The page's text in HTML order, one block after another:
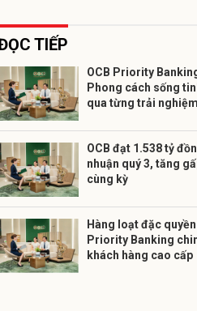
TIẾP
OCB Priority
Phong cách sống
qua từng trải nghiệm
OCB đạt 1.538 tỷ
nhuận quý 3, tăng
cùng kỳ
Hàng loạt đặc quyền
Priority Banking
khách hàng cao cấp
Gửi